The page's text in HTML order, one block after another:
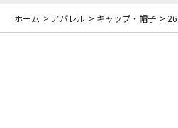
ホーム > アパレル > キャップ・帽子 >